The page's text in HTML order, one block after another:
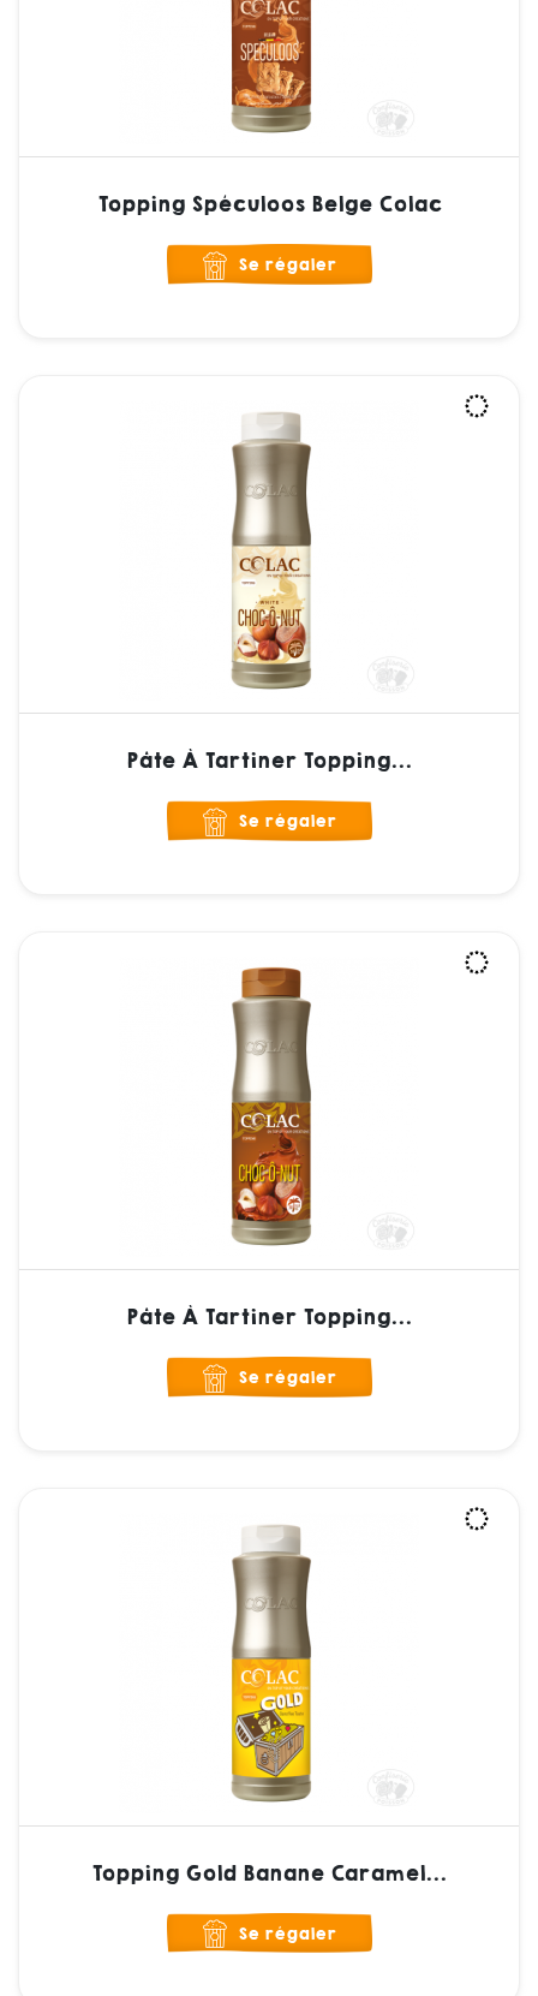
Topping Spéculoos Belge Colac
Se régaler
Pâte À Tartiner Topping...
Se régaler
Pâte À Tartiner Topping...
Se régaler
Topping Gold Banane Caramel...
Se régaler